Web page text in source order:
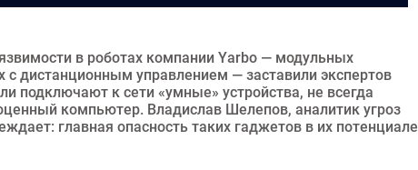
в роботах компании Yarbo — модульных
с дистанционным управлением — заставили экспертов
подключают к сети «умные» устройства, не всегда
компьютер. Владислав Шелепов, аналитик угроз
главная опасность таких гаджетов в их потенциале